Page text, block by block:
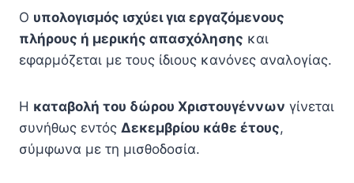
Ο υπολογισμός ισχύει για εργαζόμενους
πλήρους ή μερικής απασχόλησης και
εφαρμόζεται με τους ίδιους κανόνες αναλογίας.
Η καταβολή του δώρου Χριστουγέννων γίνεται
συνήθως εντός Δεκεμβρίου κάθε έτους,
σύμφωνα με τη μισθοδοσία.